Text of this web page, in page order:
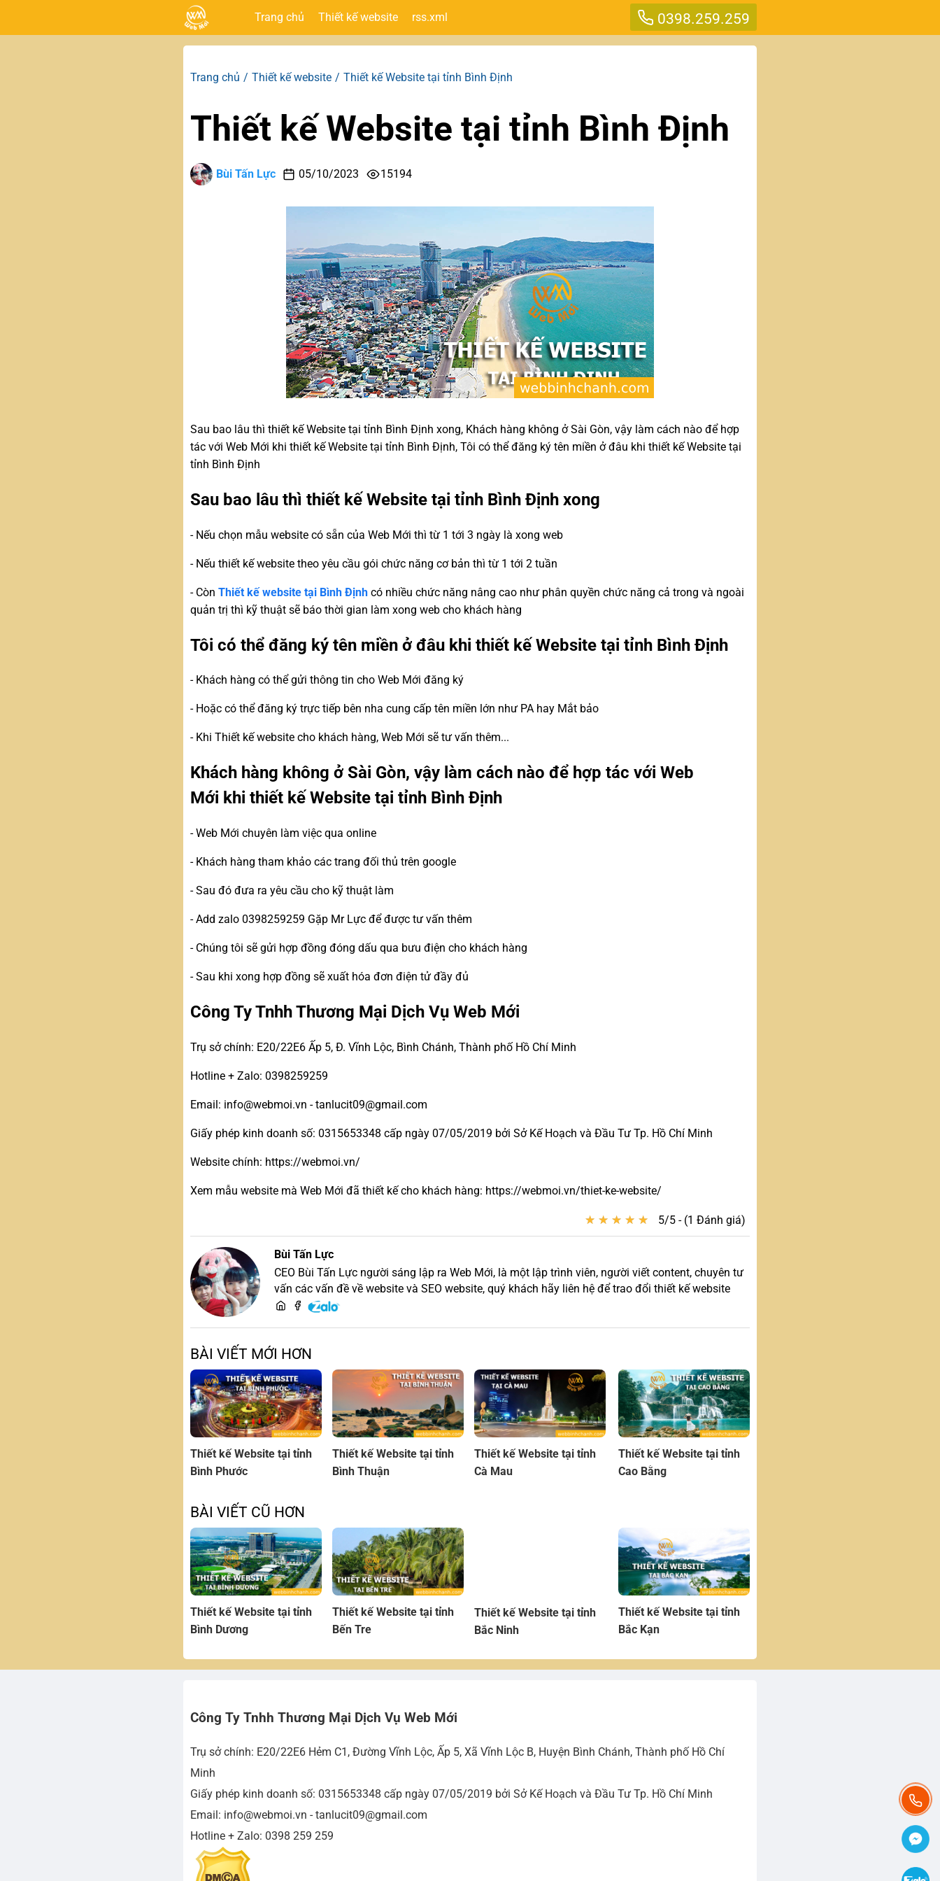
0398.259.259
Trang chủ Thiết kế website rss.xml
Trang chủ Thiết kế website Thiết kế Website tại tỉnh Bình Định
Thiết kế Website tại tỉnh Bình Định
Bùi Tấn Lực 05/10/2023 15194
Sau bao lâu thì thiết kế Website tại tỉnh Bình Định xong, Khách hàng không ở Sài Gòn, vậy làm cách nào để hợp
tác với Web Mới khi thiết kế Website tại tỉnh Bình Định, Tôi có thể đăng ký tên miền ở đâu khi thiết kế Website tại
tỉnh Bình Định
Sau bao lâu thì thiết kế Website tại tỉnh Bình Định xong
- Nếu chọn mẫu website có sẵn của Web Mới thì từ 1 tới 3 ngày là xong web
- Nếu thiết kế website theo yêu cầu gói chức năng cơ bản thì từ 1 tới 2 tuần
- Còn Thiết kế website tại Bình Định có nhiều chức năng nâng cao như phân quyền chức năng cả trong và ngoài
quản trị thì kỹ thuật sẽ báo thời gian làm xong web cho khách hàng
Tôi có thể đăng ký tên miền ở đâu khi thiết kế Website tại tỉnh Bình Định
- Khách hàng có thể gửi thông tin cho Web Mới đăng ký
- Hoặc có thể đăng ký trực tiếp bên nha cung cấp tên miền lớn như PA hay Mắt bảo
- Khi Thiết kế website cho khách hàng, Web Mới sẽ tư vấn thêm...
Khách hàng không ở Sài Gòn, vậy làm cách nào để hợp tác với Web
Mới khi thiết kế Website tại tỉnh Bình Định
- Web Mới chuyên làm việc qua online
- Khách hàng tham khảo các trang đối thủ trên google
- Sau đó đưa ra yêu cầu cho kỹ thuật làm
- Add zalo 0398259259 Gặp Mr Lực để được tư vấn thêm
- Chúng tôi sẽ gửi hợp đồng đóng dấu qua bưu điện cho khách hàng
- Sau khi xong hợp đồng sẽ xuất hóa đơn điện tử đầy đủ
Công Ty Tnhh Thương Mại Dịch Vụ Web Mới
Trụ sở chính: E20/22E6 Ấp 5, Đ. Vĩnh Lộc, Bình Chánh, Thành phố Hồ Chí Minh
Hotline + Zalo: 0398259259
Email: info@webmoi.vn - tanlucit09@gmail.com
Giấy phép kinh doanh số: 0315653348 cấp ngày 07/05/2019 bởi Sở Kế Hoạch và Đầu Tư Tp. Hồ Chí Minh
Website chính: https://webmoi.vn/
Xem mẫu website mà Web Mới đã thiết kế cho khách hàng: https://webmoi.vn/thiet-ke-website/
★ ★ ★ ★ ★
★ ★ ★ ★ ★ 5/5 - (1 Đánh giá)
Bùi Tấn Lực
CEO Bùi Tấn Lực người sáng lập ra Web Mới, là một lập trình viên, người viết content, chuyên tư
vấn các vấn đề về website và SEO website, quý khách hãy liên hệ để trao đổi thiết kế website
BÀI VIẾT MỚI HƠN
Thiết kế Website tại tỉnh
Bình Phước
Thiết kế Website tại tỉnh
Bình Thuận
Thiết kế Website tại tỉnh
Cà Mau
Thiết kế Website tại tỉnh
Cao Bằng
BÀI VIẾT CŨ HƠN
Thiết kế Website tại tỉnh
Bình Dương
Thiết kế Website tại tỉnh
Bến Tre
Thiết kế Website tại tỉnh
Bắc Ninh
Thiết kế Website tại tỉnh
Bắc Kạn
Công Ty Tnhh Thương Mại Dịch Vụ Web Mới
Trụ sở chính: E20/22E6 Hẻm C1, Đường Vĩnh Lộc, Ấp 5, Xã Vĩnh Lộc B, Huyện Bình Chánh, Thành phố Hồ Chí
Minh
Giấy phép kinh doanh số: 0315653348 cấp ngày 07/05/2019 bởi Sở Kế Hoạch và Đầu Tư Tp. Hồ Chí Minh
Email: info@webmoi.vn - tanlucit09@gmail.com
Hotline + Zalo: 0398 259 259